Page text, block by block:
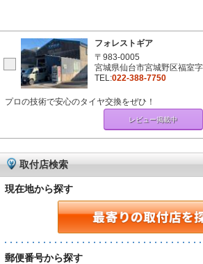
フォレストギア
〒983-0005
宮城県仙台市宮城野区福室
TEL:022-388-7750
プロの技術で安心のタイヤ交換をぜひ！
レビュー掲載中
取付店検索
現在地から探す
郵便番号から探す